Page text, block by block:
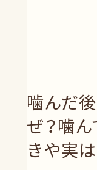
噛んだ
ぜ？噛
きや実は